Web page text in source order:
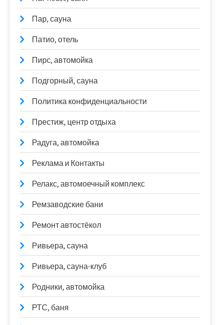
Пар, сауна
Патио, отель
Пирс, автомойка
Подгорный, сауна
Политика конфиденциальности
Престиж, центр отдыха
Радуга, автомойка
Реклама и Контакты
Релакс, автомоечный комплекс
Ремзаводские бани
Ремонт автостёкол
Ривьера, сауна
Ривьера, сауна-клуб
Родники, автомойка
РТС, баня